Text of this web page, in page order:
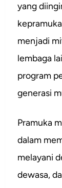
yang
menjadi
lembaga
program
generasi
Pramuka
dalam
melayani
dewasa,